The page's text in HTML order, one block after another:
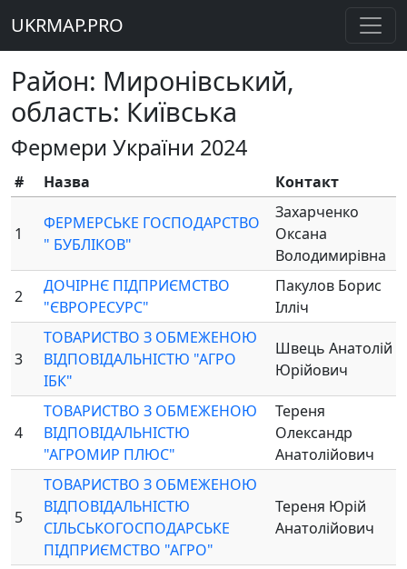
UKRMAP.PRO
Район: Миронівський,
область: Київська
Фермери України 2024
# Назва Контакт
1
ФЕРМЕРСЬКЕ ГОСПОДАРСТВО
" БУБЛІКОВ"
Захарченко
Оксана
Володимирівна
2
ДОЧІРНЄ ПІДПРИЄМСТВО
"ЄВРОРЕСУРС"
Пакулов Борис
Ілліч
3
ТОВАРИСТВО З ОБМЕЖЕНОЮ
ВІДПОВІДАЛЬНІСТЮ "АГРО
ІБК"
Швець Анатолій
Юрійович
4
ТОВАРИСТВО З ОБМЕЖЕНОЮ
ВІДПОВІДАЛЬНІСТЮ
"АГРОМИР ПЛЮС"
Тереня
Олександр
Анатолійович
5
ТОВАРИСТВО З ОБМЕЖЕНОЮ
ВІДПОВІДАЛЬНІСТЮ
СІЛЬСЬКОГОСПОДАРСЬКЕ
ПІДПРИЄМСТВО "АГРО"
Тереня Юрій
Анатолійович